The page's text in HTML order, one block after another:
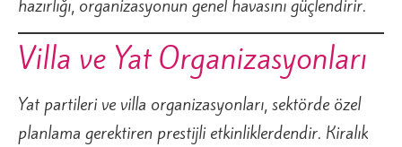
hazırlığı, organizasyonun genel havasını güçlendirir.
Villa ve Yat Organizasyonları
Yat partileri ve villa organizasyonları, sektörde özel
planlama gerektiren prestijli etkinliklerdendir. Kiralık